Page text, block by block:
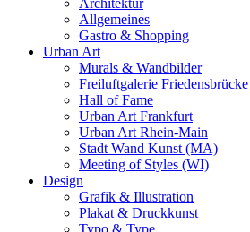
Architektur
Allgemeines
Gastro & Shopping
Urban Art
Murals & Wandbilder
Freiluftgalerie Friedensbrücke
Hall of Fame
Urban Art Frankfurt
Urban Art Rhein-Main
Stadt Wand Kunst (MA)
Meeting of Styles (WI)
Design
Grafik & Illustration
Plakat & Druckkunst
Typo & Type